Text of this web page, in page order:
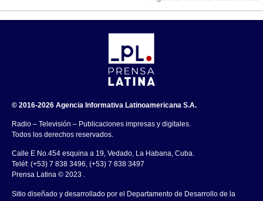
© 2016-2026 Agencia Informativa Latinoamericana S.A.
Radio – Televisión – Publicaciones impresas y digitales.
Todos los derechos reservados.
Calle E No.454 esquina a 19, Vedado, La Habana, Cuba.
Teléf: (+53) 7 838 3496, (+53) 7 838 3497
Prensa Latina © 2023 .
Sitio diseñado y desarrollado por el Departamento de Desarrollo de la